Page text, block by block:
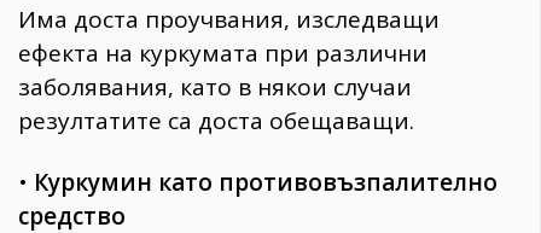
Има доста проучвания, изследващи
ефекта на куркумата при различни
заболявания, като в някои случаи
резултатите са доста обещаващи.
• Куркумин като противовъзпалително
средство